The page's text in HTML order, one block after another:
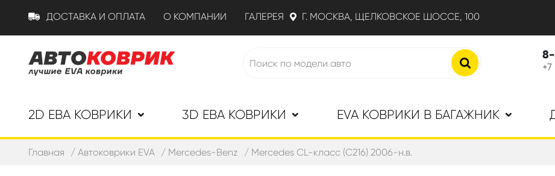
ДОСТАВКА И ОПЛАТА О КОМПАНИИ ГАЛЕРЕЯ Г. МОСКВА, ЩЕЛКОВСКОЕ ШОССЕ, 100
2D ЕВА КОВРИКИ 3D ЕВА КОВРИКИ EVA КОВРИКИ В БАГАЖНИК
Главная Автоковрики EVA Mercedes-Benz Mercedes CL-класс (C216) 2006-н.в.